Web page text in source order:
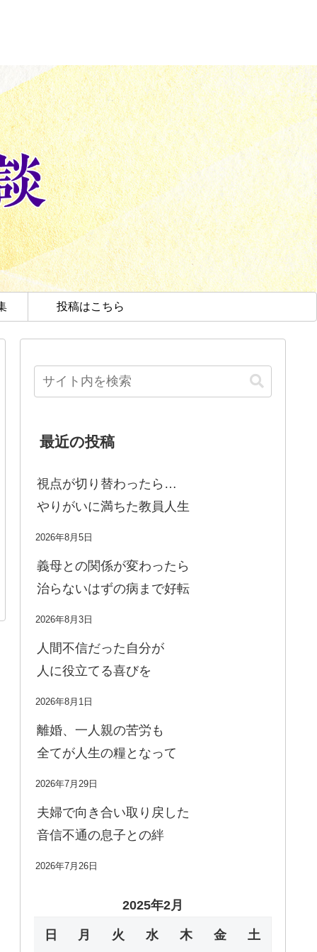
投稿はこちら
最近の投稿
視点が切り替わったら…
やりがいに満ちた教員人生
2026年8月5日
義母との関係が変わったら
治らないはずの病まで好転
2026年8月3日
人間不信だった自分が
人に役立てる喜びを
2026年8月1日
離婚、一人親の苦労も
全てが人生の糧となって
2026年7月29日
夫婦で向き合い取り戻した
音信不通の息子との絆
2026年7月26日
2025年2月
日 月 火 水 木 金 土